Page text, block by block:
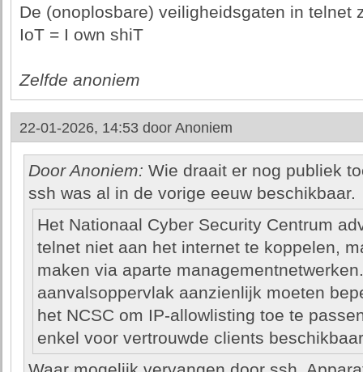
De (onoplosbare) veiligheidsgaten in telnet
IoT = I own shiT
Zelfde anoniem
22-01-2026, 14:53 door Anoniem
Door Anoniem: Wie draait er nog publiek
ssh was al in de vorige eeuw beschikbaar.
Het Nationaal Cyber Security Centrum
telnet niet aan het internet te koppelen,
maken via aparte
aanvalsoppervlak aanzienlijk moeten
het NCSC om IP-allowlisting toe te
enkel voor vertrouwde clients